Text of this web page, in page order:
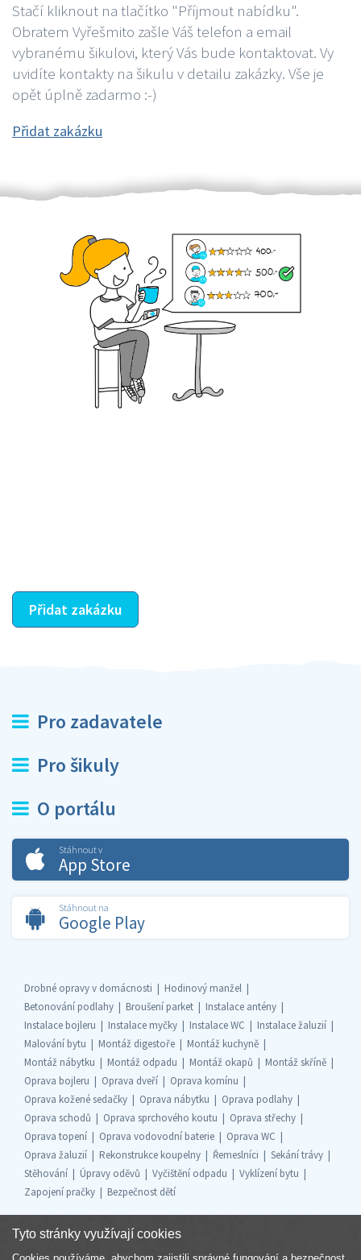
Stačí kliknout na tlačítko "Příjmout nabídku".
Obratem Vyřešmito zašle Váš telefon a email
vybranému šikulovi, který Vás bude kontaktovat. Vy
uvidíte kontakty na šikulu v detailu zakázky. Vše je
opět úplně zadarmo :-)
Přidat zakázku
Přidat zakázku
Pro zadavatele
Pro šikuly
O portálu
Stáhnout v
App Store
Stáhnout na
Google Play
Drobné opravy v domácnosti
Hodinový manžel
Betonování podlahy
Broušení parket
Instalace antény
Instalace bojleru
Instalace myčky Instalace WC
Instalace žaluzií
Malování bytu
Montáž digestoře
Montáž kuchyně
Montáž nábytku
Montáž odpadu Montáž okapů
Montáž skříně
Oprava bojleru
Oprava dveří
Oprava komínu
Oprava kožené sedačky
Oprava nábytku
Oprava podlahy
Oprava schodů
Oprava sprchového koutu
Oprava střechy
Oprava topení
Oprava vodovodní baterie
Oprava WC
Oprava žaluzií
Rekonstrukce koupelny Řemeslníci
Sekání trávy
Stěhování
Úpravy oděvů Vyčištění odpadu
Vyklízení bytu
Zapojení pračky
Bezpečnost dětí
Tyto stránky využívají cookies